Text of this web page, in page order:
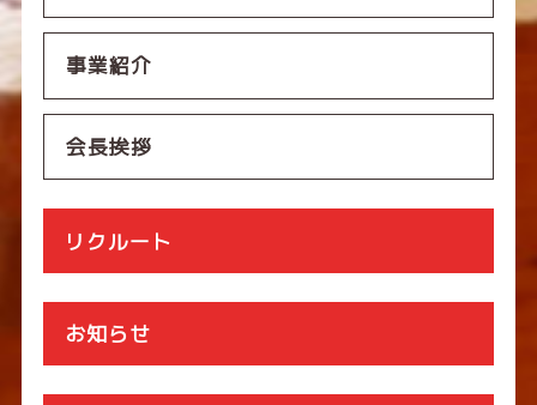
事業紹介
会長挨拶
リクルート
お知らせ